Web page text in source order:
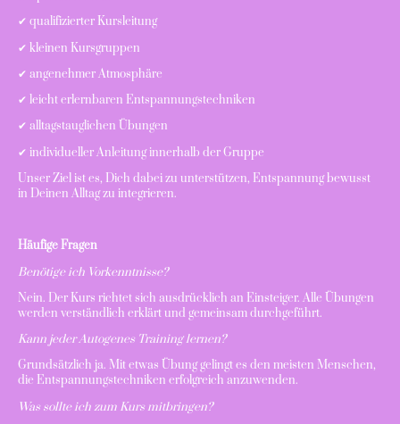
✔ qualifizierter Kursleitung
✔ kleinen Kursgruppen
✔ angenehmer Atmosphäre
✔ leicht erlernbaren Entspannungstechniken
✔ alltagstauglichen Übungen
✔ individueller Anleitung innerhalb der Gruppe
Unser Ziel ist es, Dich dabei zu unterstützen, Entspannung bewusst
in Deinen Alltag zu integrieren.
Häufige Fragen
Benötige ich Vorkenntnisse?
Nein. Der Kurs richtet sich ausdrücklich an Einsteiger. Alle Übungen
werden verständlich erklärt und gemeinsam durchgeführt.
Kann jeder Autogenes Training lernen?
Grundsätzlich ja. Mit etwas Übung gelingt es den meisten Menschen,
die Entspannungstechniken erfolgreich anzuwenden.
Was sollte ich zum Kurs mitbringen?